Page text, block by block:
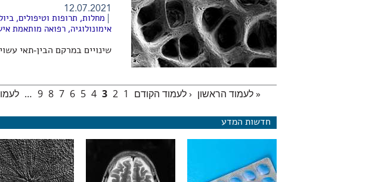
12.07.2021
מחלות, תרופות וטיפולים,
אימונולוגיה,רפואה מותאמת
שינויים במרקם הבין-תאי
עמודים« לעמוד הראשון ‹ לעמוד הקודם 1
2
3
4
5
6
7
8
9
…
חדשות המדע